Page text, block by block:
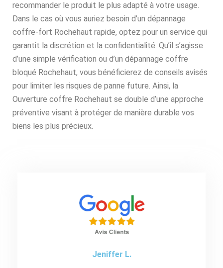
recommander le produit le plus adapté à votre usage.
Dans le cas où vous auriez besoin d’un dépannage
coffre-fort Rochehaut rapide, optez pour un service qui
garantit la discrétion et la confidentialité. Qu’il s’agisse
d’une simple vérification ou d’un dépannage coffre
bloqué Rochehaut, vous bénéficierez de conseils avisés
pour limiter les risques de panne future. Ainsi, la
Ouverture coffre Rochehaut se double d’une approche
préventive visant à protéger de manière durable vos
biens les plus précieux.
Jeniffer L.